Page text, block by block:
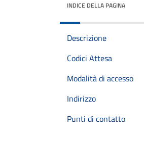
INDICE DELLA PAGINA
Descrizione
Codici Attesa
Modalità di accesso
Indirizzo
Punti di contatto